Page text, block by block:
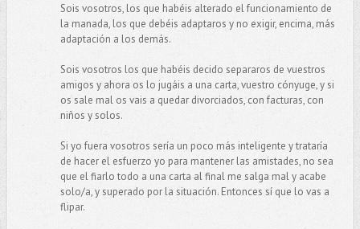
Sois vosotros, los que habéis alterado el funcionamiento de
la manada, los que debéis adaptaros y no exigir, encima, más
adaptación a los demás.
Sois vosotros los que habéis decido separaros de vuestros
amigos y ahora os lo jugáis a una carta, vuestro cónyuge, y si
os sale mal os vais a quedar divorciados, con facturas, con
niños y solos.
Si yo fuera vosotros sería un poco más inteligente y trataría
de hacer el esfuerzo yo para mantener las amistades, no sea
que el fiarlo todo a una carta al final me salga mal y acabe
solo/a, y superado por la situación. Entonces sí que lo vas a
flipar.